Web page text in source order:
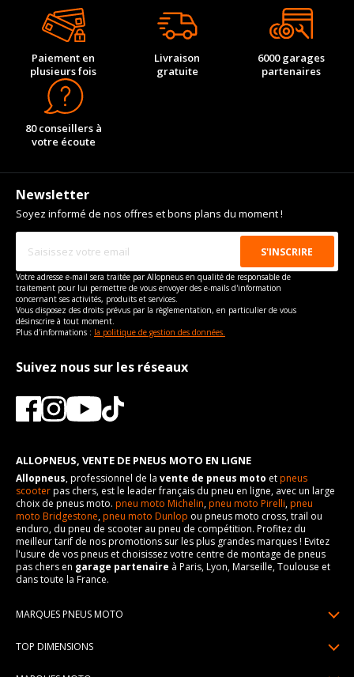
Paiement en
plusieurs fois
Livraison
gratuite
6000 garages
partenaires
80 conseillers à
votre écoute
Newsletter
Soyez informé de nos offres et bons plans du moment !
Votre adresse e-mail sera traitée par Allopneus en qualité de responsable de
traitement pour lui permettre de vous envoyer des e-mails d'information
concernant ses activités, produits et services.
Vous disposez des droits prévus par la règlementation, en particulier de vous
désinscrire à tout moment.
Plus d'informations : la politique de gestion des données.
Suivez nous sur les réseaux
ALLOPNEUS, VENTE DE PNEUS MOTO EN LIGNE
Allopneus, professionnel de la vente de pneus moto etpneus
scooterpas chers, est le leader français du pneu en ligne, avec un large
choix de pneus moto. pneu moto Michelin,pneu moto Pirelli,pneu
moto Bridgestone,pneu moto Dunlop ou pneus moto cross, trail ou
enduro, du pneu de scooter au pneu de compétition. Profitez du
meilleur tarif de nos promotions sur les plus grandes marques ! Evitez
l'usure de vos pneus et choisissez votre centre de montage de pneus
pas chers en garage partenaire à Paris, Lyon, Marseille, Toulouse et
dans toute la France.
MARQUES PNEUS MOTO
TOP DIMENSIONS